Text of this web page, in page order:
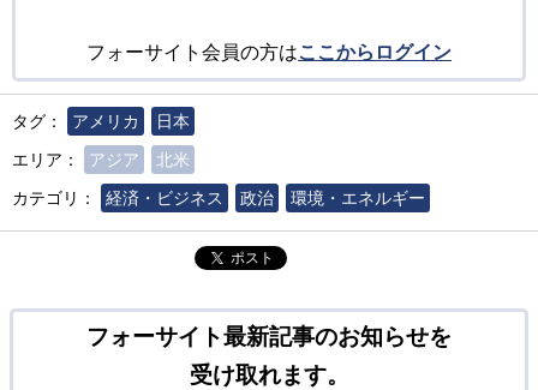
フォーサイト会員の方はここからログイン
タグ： アメリカ
日本
エリア：
アジア
北米
カテゴリ：
経済・ビジネス 政治 環境・エネルギー
ポスト
フォーサイト最新記事のお知らせを
受け取れます。